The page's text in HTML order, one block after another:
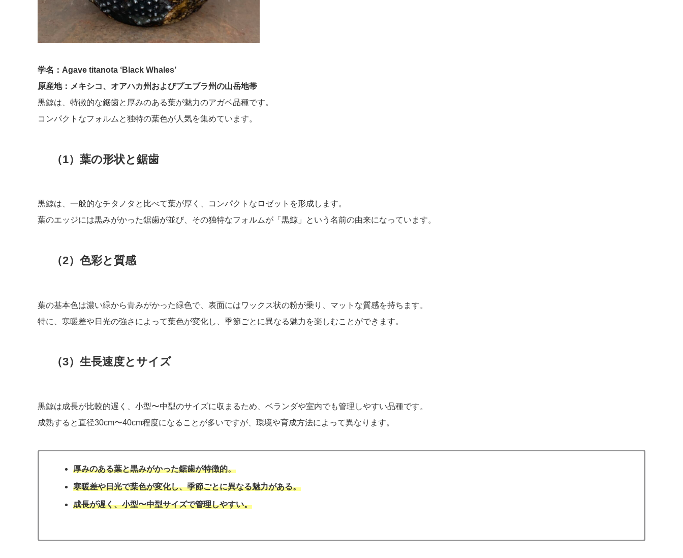
学名：Agave titanota ‘Black Whales’
原産地：メキシコ、オアハカ州およびプエブラ州の山岳地帯
黒鯨は、特徴的な鋸歯と厚みのある葉が魅力のアガベ品種です。
コンパクトなフォルムと独特の葉色が人気を集めています。
（1）葉の形状と鋸歯
黒鯨は、一般的なチタノタと比べて葉が厚く、コンパクトなロゼットを形成します。
葉のエッジには黒みがかった鋸歯が並び、その独特なフォルムが「黒鯨」という名前の由来になっています。
（2）色彩と質感
葉の基本色は濃い緑から青みがかった緑色で、表面にはワックス状の粉が乗り、マットな質感を持ちます。
特に、寒暖差や日光の強さによって葉色が変化し、季節ごとに異なる魅力を楽しむことができます。
（3）生長速度とサイズ
黒鯨は成長が比較的遅く、小型〜中型のサイズに収まるため、ベランダや室内でも管理しやすい品種です。
成熟すると直径30cm〜40cm程度になることが多いですが、環境や育成方法によって異なります。
厚みのある葉と黒みがかった鋸歯が特徴的。
寒暖差や日光で葉色が変化し、季節ごとに異なる魅力がある。
成長が遅く、小型〜中型サイズで管理しやすい。